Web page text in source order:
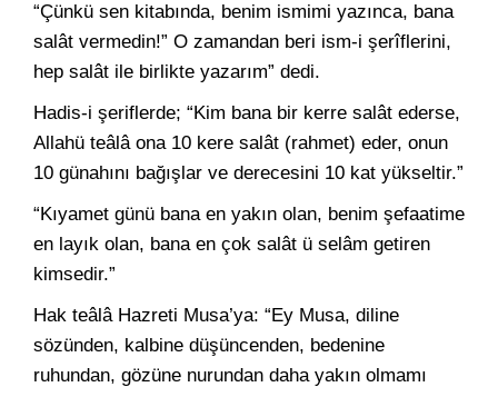
“Çünkü sen kitabında, benim ismimi yazınca, bana
salât vermedin!” O zamandan beri ism-i şerîflerini,
hep salât ile birlikte yazarım” dedi.
Hadis-i şeriflerde; “Kim bana bir kerre salât ederse,
Allahü teâlâ ona 10 kere salât (rahmet) eder, onun
10 günahını bağışlar ve derecesini 10 kat yükseltir.”
“Kıyamet günü bana en yakın olan, benim şefaatime
en layık olan, bana en çok salât ü selâm getiren
kimsedir.”
Hak teâlâ Hazreti Musa’ya: “Ey Musa, diline
sözünden, kalbine düşüncenden, bedenine
ruhundan, gözüne nurundan daha yakın olmamı